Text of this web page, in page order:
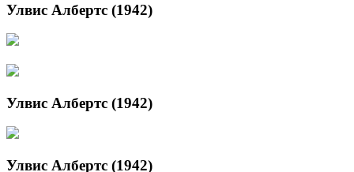
Улвис Албертс (1942)
Улвис Албертс (1942)
Улвис Албертс (1942)